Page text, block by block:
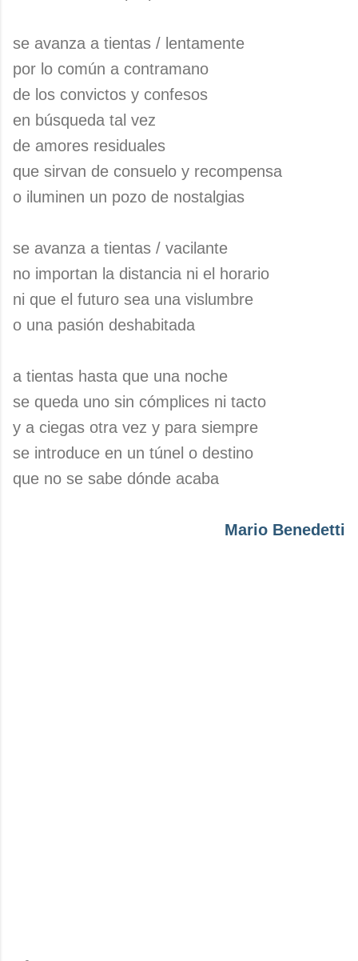
se avanza a tientas / lentamente
por lo común a contramano
de los convictos y confesos
en búsqueda tal vez
de amores residuales
que sirvan de consuelo y recompensa
o iluminen un pozo de nostalgias
se avanza a tientas / vacilante
no importan la distancia ni el horario
ni que el futuro sea una vislumbre
o una pasión deshabitada
a tientas hasta que una noche
se queda uno sin cómplices ni tacto
y a ciegas otra vez y para siempre
se introduce en un túnel o destino
que no se sabe dónde acaba
Mario Benedetti